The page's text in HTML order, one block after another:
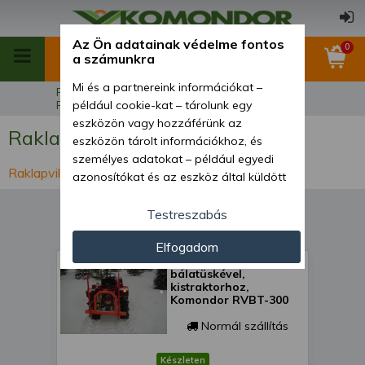
0
Főoldal
Szállító és rakodóeszközök
Raklapvillák
Raklapvillák
Raklapvillák
Raklapvilla,
bálatüskével,
kistraktorhoz,
Komondor RVBT-300
Normál szállítás
Készleten
Az Ön adatainak védelme fontos
a számunkra
Mi és a partnereink információkat –
például cookie-kat – tárolunk egy
eszközön vagy hozzáférünk az
eszközön tárolt információkhoz, és
személyes adatokat – például egyedi
azonosítókat és az eszköz által küldött
személyre szabott hirdetések és
tartalom nyújtásához, hirdetés- és
tartalomméréshez, nézettségi adatok
gyűjtéséhez, valamint termékek
kifejlesztéséhez és a termékek
javításához. Az Ön engedélyével mi és a
partnereink eszközleolvasásos
módszerrel szerzett pontos geolokációs
adatokat és azonosítási információkat
Testreszabás
Elfogadom